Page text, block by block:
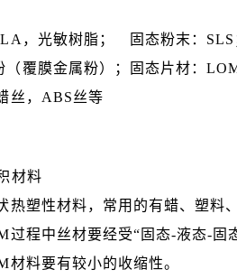
，光敏树脂； 固态粉末：
覆膜金属粉）；固态片材：
丝，ABS丝等
材料
热塑性材料，常用的有蜡、塑料
过程中丝材要经受“固态-液态-固
材料要有较小的收缩性。